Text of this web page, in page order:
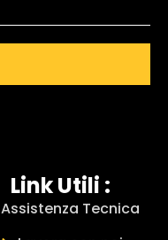
Link Utili :
Assistenza Tecnica